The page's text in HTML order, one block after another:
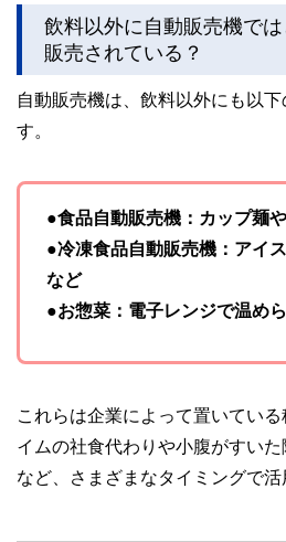
このように編集経験豊富なメ
執筆者・監修者による執筆体
やすさはもちろんのこと、読
飲料以外に自動販売機で
販売されている？
自動販売機は、飲料以外にも以
す。
●食品自動販売機：カップ麺
●冷凍食品自動販売機：アイ
など
●お惣菜：電子レンジで温め
これらは企業によって置いてい
イムの社食代わりや小腹がすい
など、さまざまなタイミングで活